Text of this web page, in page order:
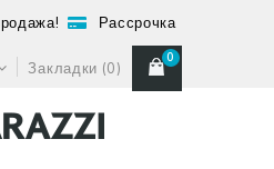
Рассрочка
Закладки (0)
0